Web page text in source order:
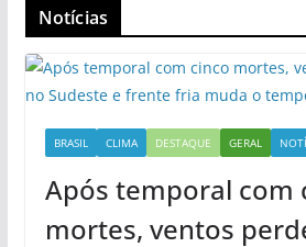
Notícias
BRASIL CLIMA DESTAQUE GERAL
Após temporal com
mortes, ventos